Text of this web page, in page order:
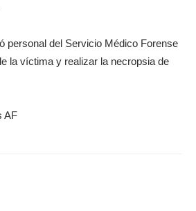
personal del Servicio Médico Forense
la víctima y realizar la necropsia de
AF